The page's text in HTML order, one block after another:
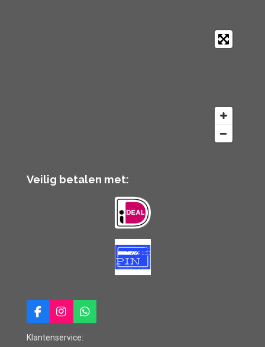
Veilig betalen met:
F
a
c
I
n
s
W
h
Klantenservice: